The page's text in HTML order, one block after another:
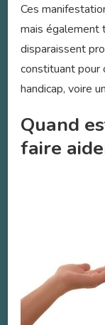
Ces
mais également
disparaissent
constituant pour
handicap, voire
Quand
faire